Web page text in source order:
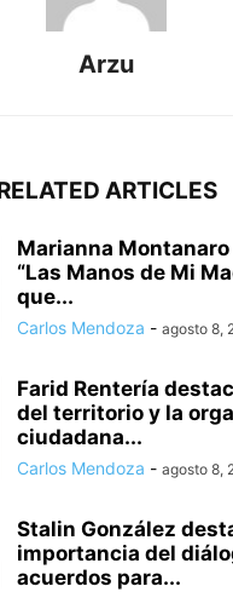
Arzu
ARTICLES
Marianna
“Las Manos de Mi
que...
Carlos Mendoza - agosto 8,
Farid Rentería
del territorio y la
ciudadana...
Carlos Mendoza - agosto 8,
Stalin González
importancia del
acuerdos para...